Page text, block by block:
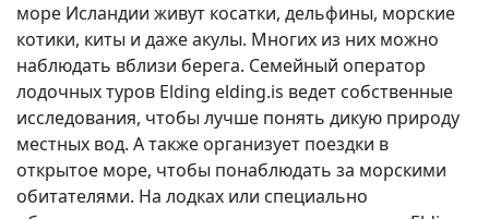
море Исландии живут косатки, дельфины, морские
котики, киты и даже акулы. Многих из них можно
наблюдать вблизи берега. Семейный оператор
лодочных туров Elding elding.is ведет собственные
исследования, чтобы лучше понять дикую природу
местных вод. А также организует поездки в
открытое море, чтобы понаблюдать за морскими
обитателями. На лодках или специально